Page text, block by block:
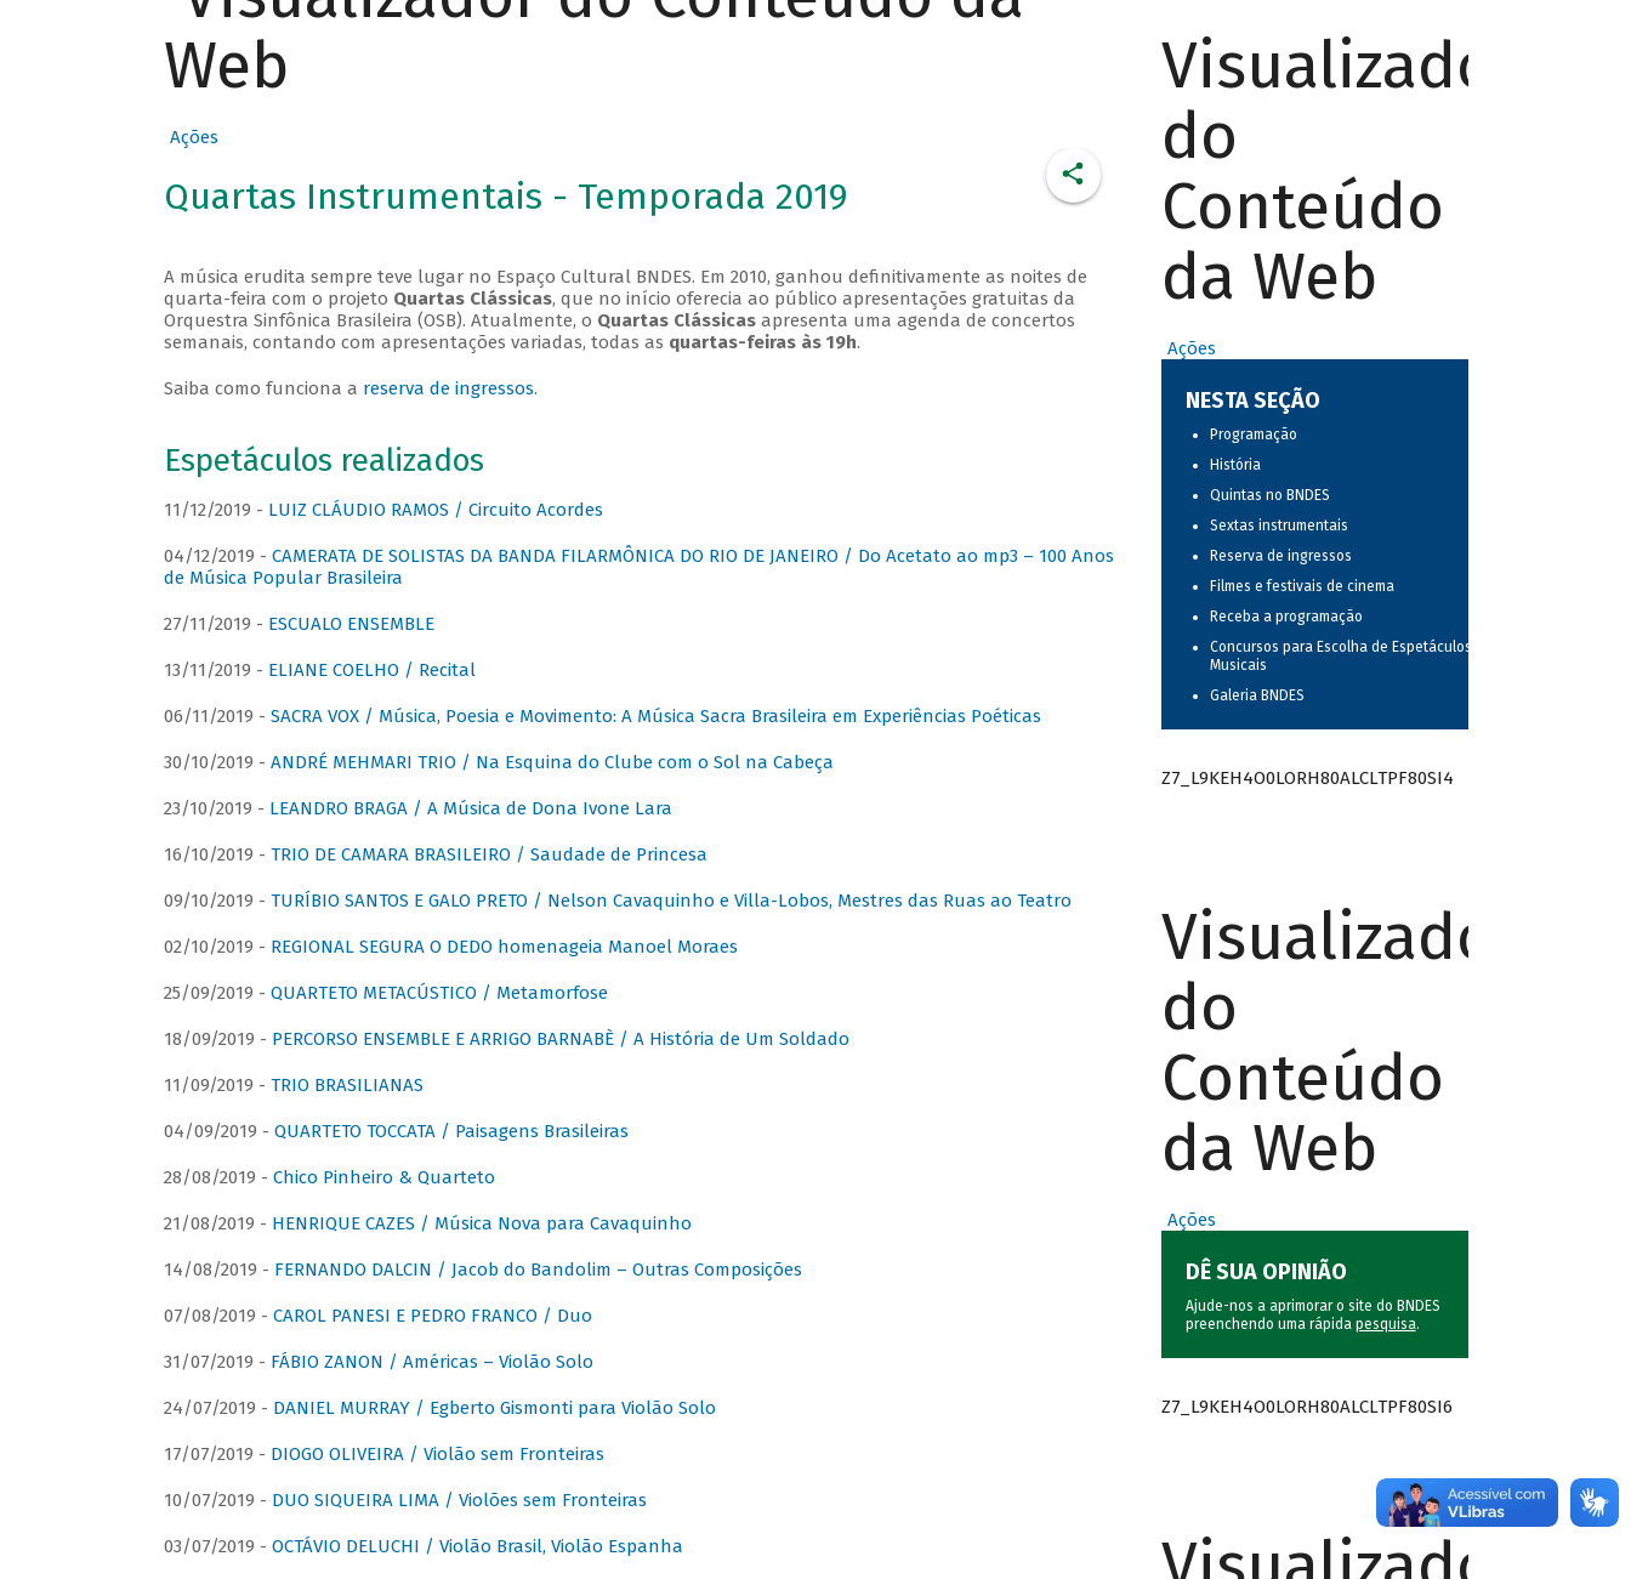
Web
Ações
Quartas Instrumentais - Temporada 2019
A música erudita sempre teve lugar no Espaço Cultural BNDES. Em 2010, ganhou definitivamente as noites de
quarta-feira com o projeto Quartas Clássicas, que no início oferecia ao público apresentações gratuitas da
Orquestra Sinfônica Brasileira (OSB). Atualmente, o Quartas Clássicasapresenta uma agenda de concertos
semanais, contando com apresentações variadas, todas as quartas-feiras às 19h.
Saiba como funciona a reserva de ingressos.
Espetáculos realizados
11/12/2019 - LUIZ CLÁUDIO RAMOS / Circuito Acordes
04/12/2019 - CAMERATA DE SOLISTAS DA BANDA FILARMÔNICA DO RIO DE JANEIRO / Do Acetato ao mp3 – 100 Anos
de Música Popular Brasileira
27/11/2019 - ESCUALO ENSEMBLE
13/11/2019 - ELIANE COELHO / Recital
06/11/2019 - SACRA VOX / Música, Poesia e Movimento: A Música Sacra Brasileira em Experiências Poéticas
30/10/2019 - ANDRÉ MEHMARI TRIO / Na Esquina do Clube com o Sol na Cabeça
23/10/2019 - LEANDRO BRAGA / A Música de Dona Ivone Lara
16/10/2019 - TRIO DE CAMARA BRASILEIRO / Saudade de Princesa
09/10/2019 - TURÍBIO SANTOS E GALO PRETO / Nelson Cavaquinho e Villa-Lobos, Mestres das Ruas ao Teatro
02/10/2019 - REGIONAL SEGURA O DEDO homenageia Manoel Moraes
25/09/2019 - QUARTETO METACÚSTICO / Metamorfose
18/09/2019 - PERCORSO ENSEMBLE E ARRIGO BARNABÈ / A História de Um Soldado
11/09/2019 - TRIO BRASILIANAS
04/09/2019 - QUARTETO TOCCATA / Paisagens Brasileiras
28/08/2019 - Chico Pinheiro & Quarteto
21/08/2019 - HENRIQUE CAZES / Música Nova para Cavaquinho
14/08/2019 - FERNANDO DALCIN / Jacob do Bandolim – Outras Composições
07/08/2019 - CAROL PANESI E PEDRO FRANCO / Duo
31/07/2019 - FÁBIO ZANON / Américas – Violão Solo
24/07/2019 - DANIEL MURRAY / Egberto Gismonti para Violão Solo
17/07/2019 - DIOGO OLIVEIRA / Violão sem Fronteiras
10/07/2019 - DUO SIQUEIRA LIMA / Violões sem Fronteiras
03/07/2019 - OCTÁVIO DELUCHI / Violão Brasil, Violão Espanha
Visualizador
do
Conteúdo
da Web
Ações
NESTA SEÇÃO
Programação
História
Quintas no BNDES
Sextas instrumentais
Reserva de ingressos
Filmes e festivais de cinema
Receba a programação
Concursos para Escolha de Espetáculos
Musicais
Galeria BNDES
Z7_L9KEH4O0LORH80ALCLTPF80SI4
Visualizador
do
Conteúdo
da Web
Ações
DÊ SUA OPINIÃO
Ajude-nos a aprimorar o site do BNDES
preenchendo uma rápida pesquisa.
Z7_L9KEH4O0LORH80ALCLTPF80SI6